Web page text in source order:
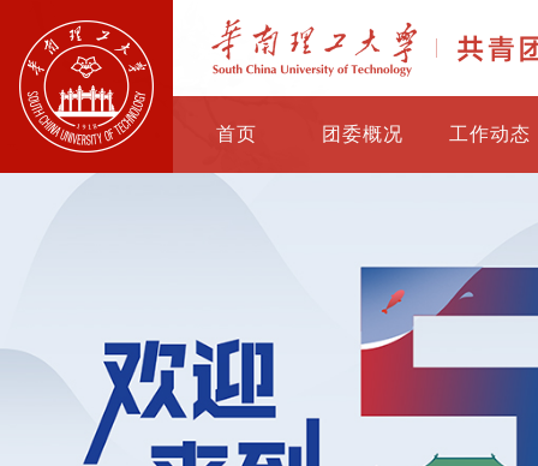
首页 团委概况 工作动态